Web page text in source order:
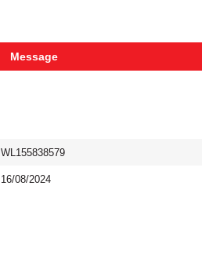
Message
WL155838579
16/08/2024